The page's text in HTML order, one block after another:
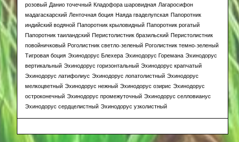
розовый Данио точечный Кладофора шаровидная Лагаросифон
мадагаскарский Ленточная боция Наяда гваделупская Папоротник
индийский водяной Папоротник крыловидный Папоротник рогатый
Папоротник таиландский Перистолистник бразильский Перистолистник
повойничковый Роголистник светло-зеленый Роголистник темно-зеленый
Тигровая боция Эхинодорус Блехера Эхинодорус Горемана Эхинодорус
вертикальный Эхинодорус горизонтальный Эхинодорус крапчатый
Эхинодорус латифолиус Эхинодорус лопатолистный Эхинодорус
мелкоцветный Эхинодорус нежный Эхинодорус озирис Эхинодорус
остроконечный Эхинодорус промежуточный Эхинодорус селловианус
Эхинодорус сердцелистный Эхинодорус узколистный